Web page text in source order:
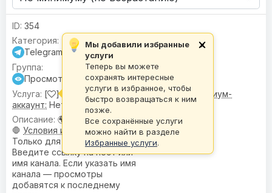
354
Telegram
Просмотры на пост
[
] Просмотры | 🌍 Гео:Микс •⭐ Премиум-
аккаунт: Нет
🌍
География: Микс
🛑 Условия или ограничения:
Только для открытых каналов.
Введите ссылку на пост или
имя канала. Если указать имя
канала — просмотры
добавятся к последнему
Мы добавили избранные
услуги
Теперь вы можете
сохранять интересные
услуги в избранное, чтобы
быстро возвращаться к ним
позже.
Все сохранённые услуги
можно найти в разделе
Избранные услуги.
×